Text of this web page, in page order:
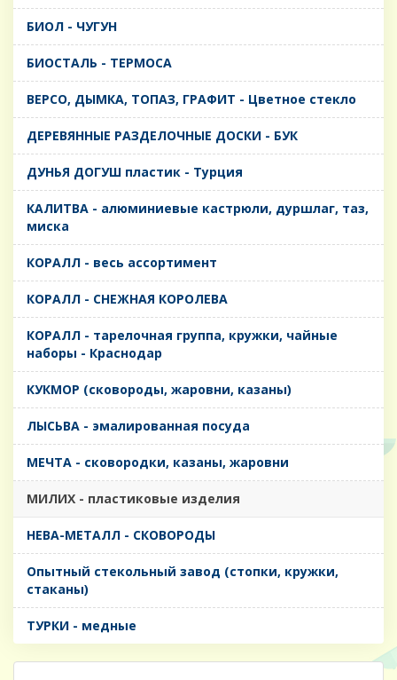
БИОЛ - ЧУГУН
БИОСТАЛЬ - ТЕРМОСА
ВЕРСО, ДЫМКА, ТОПАЗ, ГРАФИТ - Цветное стекло
ДЕРЕВЯННЫЕ РАЗДЕЛОЧНЫЕ ДОСКИ - БУК
ДУНЬЯ ДОГУШ пластик - Турция
КАЛИТВА - алюминиевые кастрюли, дуршлаг, таз,
миска
КОРАЛЛ - весь ассортимент
КОРАЛЛ - СНЕЖНАЯ КОРОЛЕВА
КОРАЛЛ - тарелочная группа, кружки, чайные
наборы - Краснодар
КУКМОР (сковороды, жаровни, казаны)
ЛЫСЬВА - эмалированная посуда
МЕЧТА - сковородки, казаны, жаровни
МИЛИХ - пластиковые изделия
НЕВА-МЕТАЛЛ - СКОВОРОДЫ
Опытный стекольный завод (стопки, кружки,
стаканы)
ТУРКИ - медные